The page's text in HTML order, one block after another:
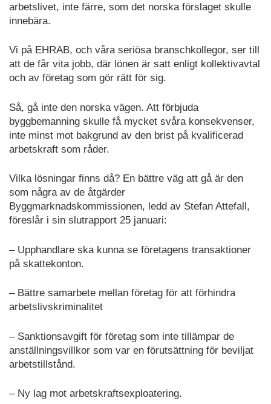
arbetslivet, inte färre, som det norska förslaget skulle
innebära.
Vi på EHRAB, och våra seriösa branschkollegor, ser till
att de får vita jobb, där lönen är satt enligt kollektivavtal
och av företag som gör rätt för sig.
Så, gå inte den norska vägen. Att förbjuda
byggbemanning skulle få mycket svåra konsekvenser,
inte minst mot bakgrund av den brist på kvalificerad
arbetskraft som råder.
Vilka lösningar finns då? En bättre väg att gå är den
som några av de åtgärder
Byggmarknadskommissionen, ledd av Stefan Attefall,
föreslår i sin slutrapport 25 januari:
– Upphandlare ska kunna se företagens transaktioner
på skattekonton.
– Bättre samarbete mellan företag för att förhindra
arbetslivskriminalitet
– Sanktionsavgift för företag som inte tillämpar de
anställningsvillkor som var en förutsättning för beviljat
arbetstillstånd.
– Ny lag mot arbetskraftsexploatering.